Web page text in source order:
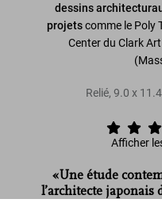
dessins
projetscomme le Poly
Center du Clark
Relié, 9.0 x 11.4
Afficher
«Une étude
l’architecte japonais